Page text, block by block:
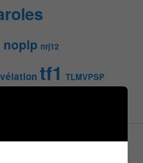
noplp nrj12
tf1 TLMVPSP